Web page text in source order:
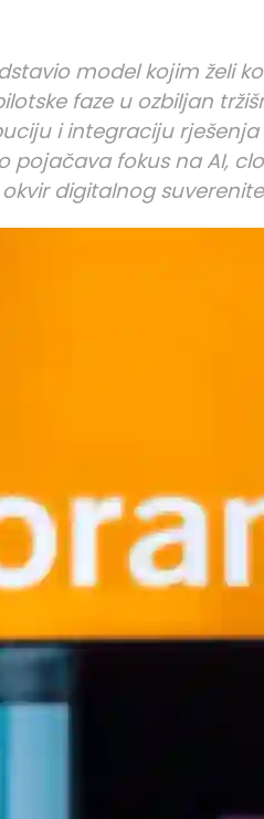
model kojim želi
faze u ozbiljan
i integraciju
pojačava fokus na AI,
digitalnog